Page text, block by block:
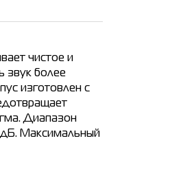
чистое и
звук более
изготовлен с
Диапазон
дБ. Максимальный